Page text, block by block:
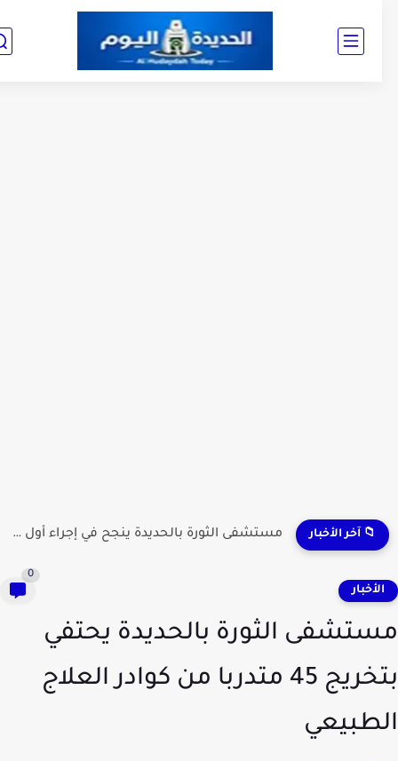
📁 آخر الأخبار مستشفى الثورة بالحديدة ينجح في إجراء أول عملية لاستئصال...
الثورة بالحديدة يحتفي
بتخريج 45 متدربا من كوادر العلاج